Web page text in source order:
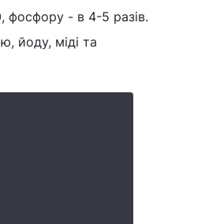
фосфору - в 4-5 разів.
йоду, міді та